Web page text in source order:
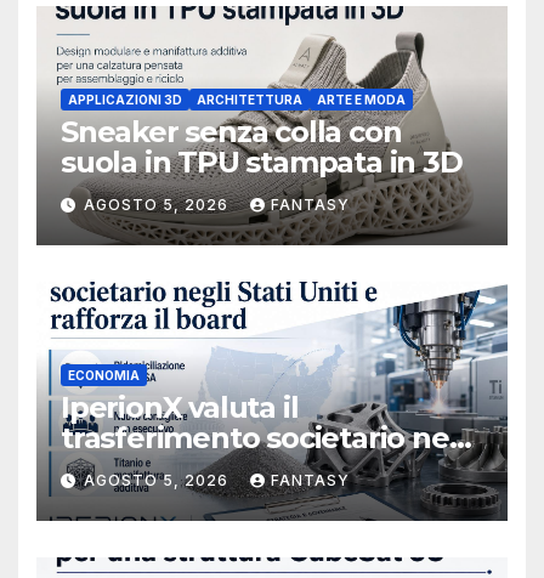
APPLICAZIONI 3D ARCHITETTURA ARTE E MODA
Sneaker senza colla con
suola in TPU stampata in 3D
AGOSTO 5, 2026 FANTASY
ECONOMIA
IperionX valuta il
trasferimento societario negli
Stati Uniti e rafforza il board,
ha nominato Michael J.
Loparco amministratore
indipendente non esecutivo
AGOSTO 5, 2026 FANTASY